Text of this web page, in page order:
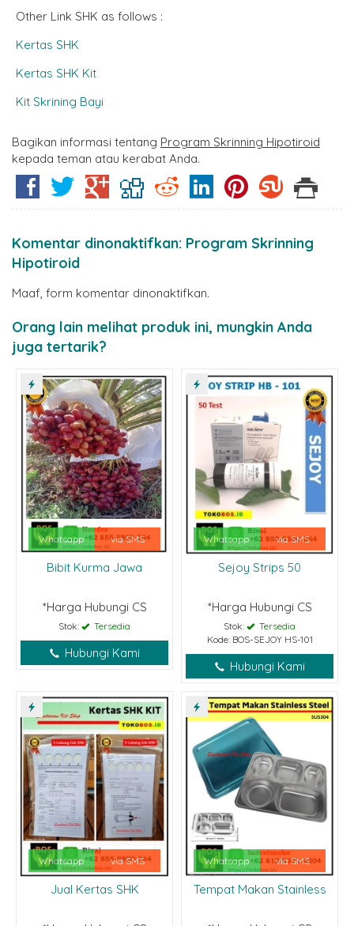
Other Link SHK as follows :
Kertas SHK
Kertas SHK Kit
Kit Skrining Bayi
Bagikan informasi tentang Program Skrinning Hipotiroid
kepada teman atau kerabat Anda.
Komentar dinonaktifkan: Program Skrinning
Hipotiroid
Maaf, form komentar dinonaktifkan.
Orang lain melihat produk ini, mungkin Anda
juga tertarik?
Whatsapp via SMS
Bibit Kurma Jawa
*Harga Hubungi CS
Stok: Tersedia
Hubungi Kami
Whatsapp via SMS
Sejoy Strips 50
*Harga Hubungi CS
Stok:
Tersedia
Kode: BOS-SEJOY HS-101
Hubungi Kami
Whatsapp via SMS
Jual Kertas SHK
Whatsapp via SMS
Tempat Makan Stainless